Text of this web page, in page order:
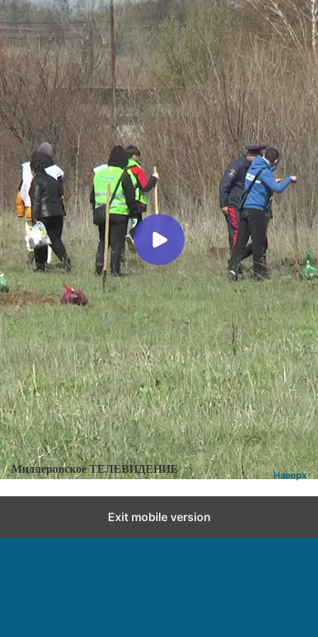
Миллеровское ТЕЛЕВИДЕНИЕ
Миллеровцы приняли участие в
Дне древонасаждений
Миллеровское ТВ 1 год назад
Категории:Новости,Новости города и района
Добавить комментарий
Миллеровское ТЕЛЕВИДЕНИЕ Наверх
Exit mobile version